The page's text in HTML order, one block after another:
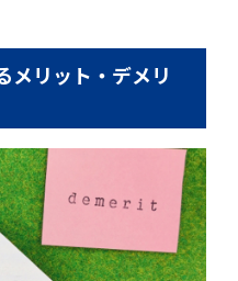
メリット・デメリ